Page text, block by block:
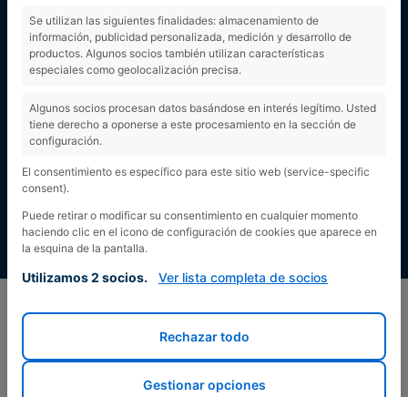
SOCIALES
Se utilizan las siguientes finalidades: almacenamiento de
información, publicidad personalizada, medición y desarrollo de
productos. Algunos socios también utilizan características
especiales como geolocalización precisa.
Algunos socios procesan datos basándose en interés legítimo. Usted
tiene derecho a oponerse a este procesamiento en la sección de
configuración.
El consentimiento es específico para este sitio web (service-specific
consent).
Puede retirar o modificar su consentimiento en cualquier momento
haciendo clic en el icono de configuración de cookies que aparece en
la esquina de la pantalla.
Utilizamos 2 socios. Ver lista completa de socios
Rechazar todo
Gestionar opciones